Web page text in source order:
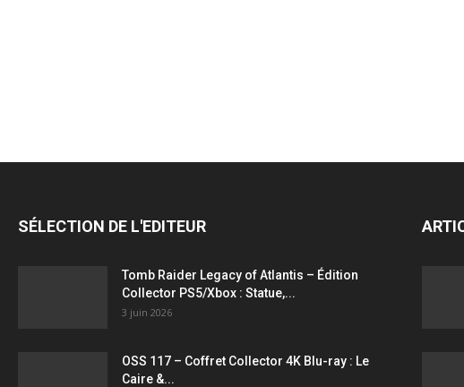
SÉLECTION DE L'EDITEUR
Tomb Raider Legacy of Atlantis – Édition
Collector PS5/Xbox : Statue,...
3 juin 2026
OSS 117 – Coffret Collector 4K Blu-ray : Le
Caire &...